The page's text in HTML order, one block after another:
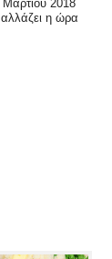
Μαρτίου 2018
αλλάζει η ώρα